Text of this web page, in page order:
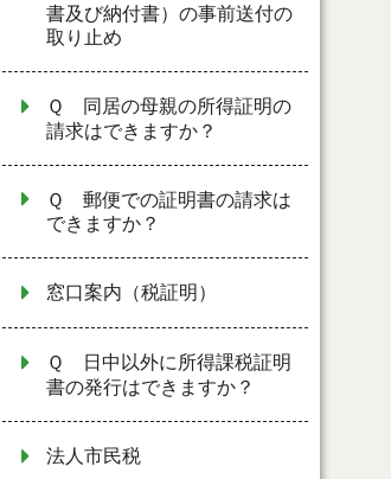
書及び納付書）の事前送付の
取り止め
Ｑ 同居の母親の所得証明の
請求はできますか？
Ｑ 郵便での証明書の請求は
できますか？
窓口案内（税証明）
Ｑ 日中以外に所得課税証明
書の発行はできますか？
法人市民税